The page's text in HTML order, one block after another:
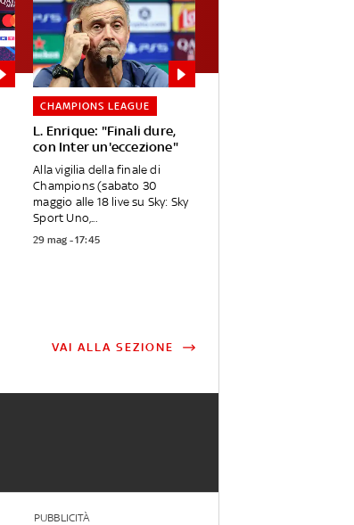
L. Enrique: "Finali dure,
con Inter un'eccezione"
CHAMPIONS LEAGUE
Alla vigilia della finale di
Champions (sabato 30
maggio alle 18 live su Sky: Sky
Sport Uno,...
29 mag - 17:45
VAI ALLA SEZIONE
PUBBLICITÀ